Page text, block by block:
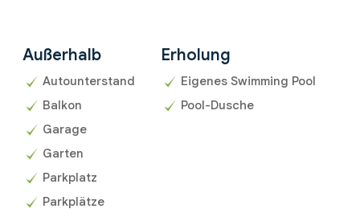
Außerhalb
Autounterstand
Balkon
Garage
Garten
Parkplatz
Parkplätze
Erholung
Eigenes Swimming Pool
Pool-Dusche